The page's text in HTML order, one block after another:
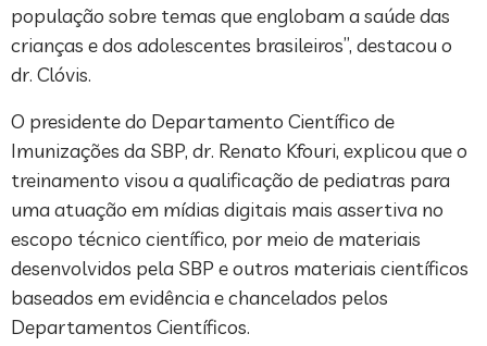
população sobre temas que englobam a saúde das
crianças e dos adolescentes brasileiros”, destacou o
dr. Clóvis.
O presidente do Departamento Científico de
Imunizações da SBP, dr. Renato Kfouri, explicou que o
treinamento visou a qualificação de pediatras para
uma atuação em mídias digitais mais assertiva no
escopo técnico científico, por meio de materiais
desenvolvidos pela SBP e outros materiais científicos
baseados em evidência e chancelados pelos
Departamentos Científicos.